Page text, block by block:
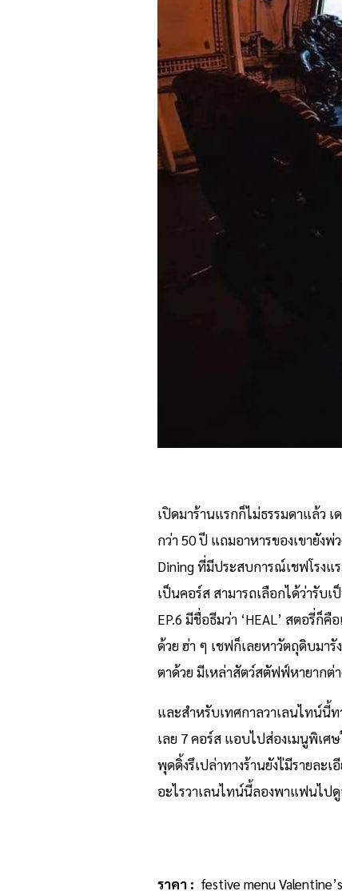
เปิดมาร้านแรกก็ไม่ธรรมดาแล้ว
กว่า 50 ปี แถมอาหารของเขายัง
Dining ที่มีประสบการณ์เชฟโรงแ
เป็นคอร์ส สามารถเลือกได้ว่ารับ
EP.6 มีชื่อธีมว่า ‘HEAL’ สตอรี่ก็
ด้วย ฮ่า ๆ เชฟก็เลยหาวัตถุดิบมา
ตาด้วย มีเหล่าสัตว์สตัฟฟ์หายากต่
และสำหรับเทศกาลวาเลนไทน์นี้ท
เลย 7 คอร์ส แอบไปส่องเมนูพิเศ
พุดดิ้งรึเปล่าทางร้านยังไ่มีรายละ
อะไรวาเลนไทน์นี้ลองพาแฟนไปดู
ราคา : festive menu